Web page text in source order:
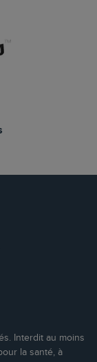
Interdit au moins
la santé, à